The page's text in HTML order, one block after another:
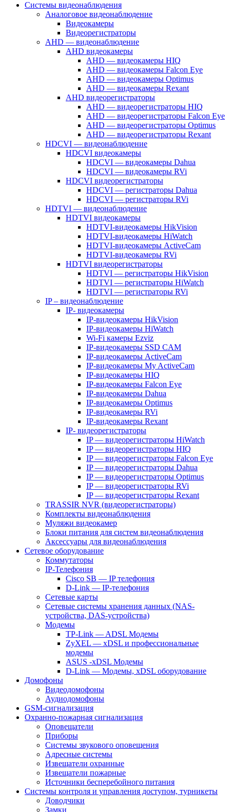
Системы видеонаблюдения
Аналоговое видеонаблюдение
Видеокамеры
Видеорегистраторы
AHD — видеонаблюдение
AHD видеокамеры
AHD — видеокамеры HIQ
AHD — видеокамеры Falcon Eye
AHD — видеокамеры Optimus
AHD — видеокамеры Rexant
AHD видеорегистраторы
AHD — видеорегистраторы HIQ
AHD — видеорегистраторы Falcon Eye
AHD — видеорегистраторы Optimus
AHD — видеорегистраторы Rexant
HDCVI — видеонаблюдение
HDCVI видеокамеры
HDCVI — видеокамеры Dahua
HDCVI — видеокамеры RVi
HDCVI видеорегистраторы
HDCVI — регистраторы Dahua
HDCVI — регистраторы RVi
HDTVI — видеонаблюдение
HDTVI видеокамеры
HDTVI-видеокамеры HikVision
HDTVI-видеокамеры HiWatch
HDTVI-видеокамеры ActiveCam
HDTVI-видеокамеры RVi
HDTVI видеорегистраторы
HDTVI — регистраторы HikVision
HDTVI — регистраторы HiWatch
HDTVI — регистраторы RVi
IP – видеонаблюдение
IP- видеокамеры
IP-видеокамеры HikVision
IP-видеокамеры HiWatch
Wi-Fi камеры Ezviz
IP-видеокамеры SSD CAM
IP-видеокамеры ActiveCam
IP-видеокамеры My ActiveCam
IP-видеокамеры HIQ
IP-видеокамеры Falcon Eye
IP-видеокамеры Dahua
IP-видеокамеры Optimus
IP-видеокамеры RVi
IP-видеокамеры Rexant
IP- видеорегистраторы
IP — видеорегистраторы HiWatch
IP — видеорегистраторы HIQ
IP — видеорегистраторы Falcon Eye
IP — видеорегистраторы Dahua
IP — видеорегистраторы Optimus
IP — видеорегистраторы RVi
IP — видеорегистраторы Rexant
TRASSIR NVR (видеорегистраторы)
Комплекты видеонаблюдения
Муляжи видеокамер
Блоки питания для систем видеонаблюдения
Аксессуары для видеонаблюдения
Сетевое оборудование
Коммутаторы
IP-Телефония
Cisco SB — IP телефония
D-Link — IP-телефония
Сетевые карты
Сетевые системы хранения данных (NAS-
устройства, DAS-устройства)
Модемы
TP-Link — ADSL Модемы
ZyXEL — xDSL и профессиональные
модемы
ASUS -xDSL Модемы
D-Link — Модемы, xDSL оборудование
Домофоны
Видеодомофоны
Аудиодомофоны
GSM-сигнализация
Охранно-пожарная сигнализация
Оповещатели
Приборы
Системы звукового оповещения
Адресные системы
Извещатели охранные
Извещатели пожарные
Источники бесперебойного питания
Системы контроля и управления доступом, турникеты
Доводчики
Замки